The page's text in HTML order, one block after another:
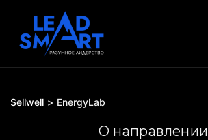
Sellwell EnergyLab
О направлении